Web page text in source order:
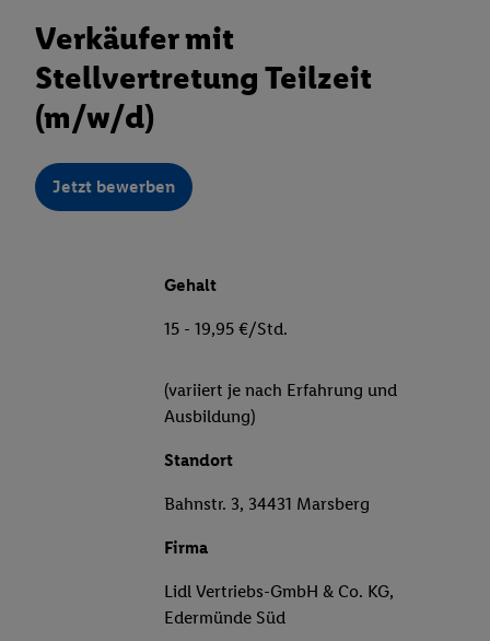
Verkäufer mit
Stellvertretung Teilzeit
(m/w/d)
Jetzt bewerben
Gehalt
15 - 19,95 €/Std.
(variiert je nach Erfahrung und
Ausbildung)
Standort
Bahnstr. 3, 34431 Marsberg
Firma
Lidl Vertriebs-GmbH & Co. KG,
Edermünde Süd